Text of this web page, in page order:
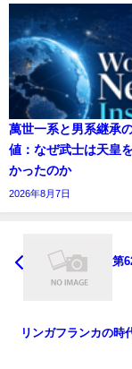
萬世一系と男系継承
値：なぜ武士は天皇
かったのか
2026年8月7日
第
リンガフランカの時